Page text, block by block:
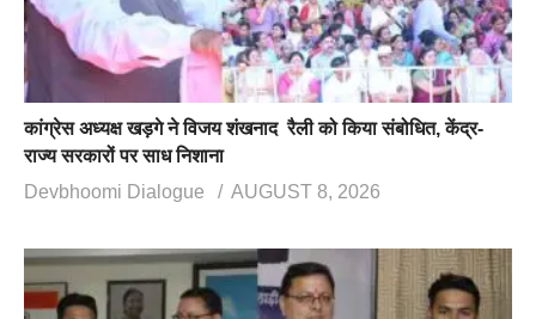
कांग्रेस अध्यक्ष खड़गे ने विजय शंखनाद रैली को किया संबोधित, केंद्र-
राज्य सरकारों पर साध निशाना
Devbhoomi Dialogue
AUGUST 8, 2026